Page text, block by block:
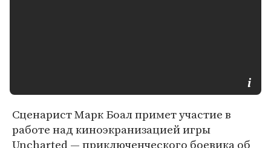
Сценарист Марк Боал примет участие в
работе над киноэкранизацией игры
Uncharted — приключенческого боевика об